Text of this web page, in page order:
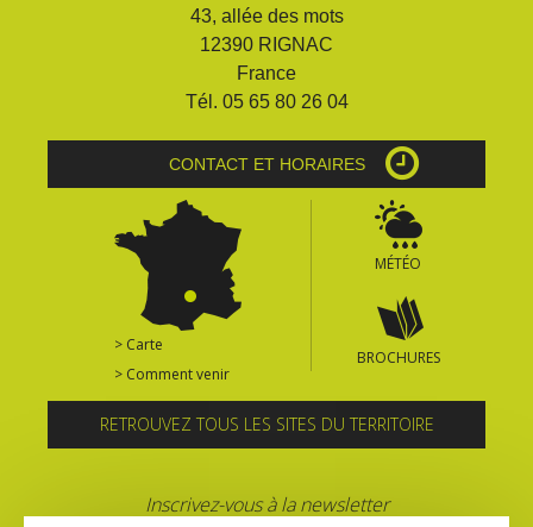
43, allée des mots
12390 RIGNAC
France
Tél. 05 65 80 26 04
CONTACT ET HORAIRES
> Carte
> Comment venir
MÉTÉO
BROCHURES
RETROUVEZ TOUS LES SITES DU TERRITOIRE
Inscrivez-vous à la newsletter